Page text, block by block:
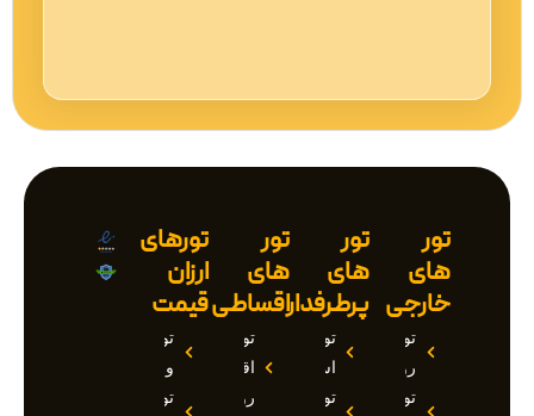
تور
های
خارجی
تور
روسیه
تور
تور
های
پرطرفدار
تور
استانبول
تور
تور
های
اقساطی
تور
اقساطی
روسیه
تورهای
ارزان
قیمت
تور
وان
تور